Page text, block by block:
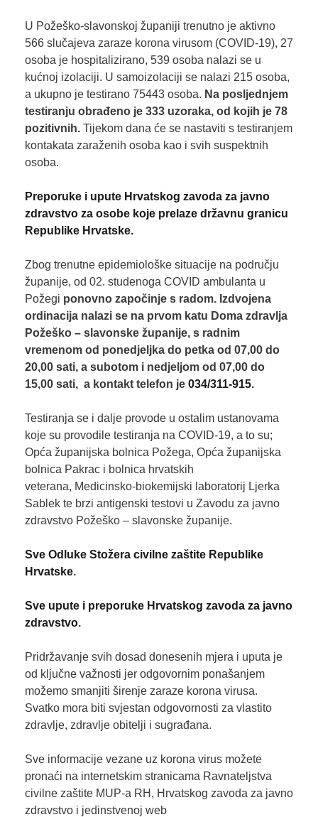
U Požeško-slavonskoj županiji trenutno je aktivno
566 slučajeva zaraze korona virusom (COVID-19), 27
osoba je hospitalizirano, 539 osoba nalazi se u
kućnoj izolaciji. U samoizolaciji se nalazi 215 osoba,
a ukupno je testirano 75443 osoba. Na posljednjem
testiranju obrađeno je 333 uzoraka, od kojih je 78
pozitivnih. Tijekom dana će se nastaviti s testiranjem
kontakata zaraženih osoba kao i svih suspektnih
osoba.
Preporuke i upute Hrvatskog zavoda za javno
zdravstvo za osobe koje prelaze državnu granicu
Republike Hrvatske.
Zbog trenutne epidemiološke situacije na području
županije, od 02. studenoga COVID ambulanta u
Požegi ponovno započinje s radom. Izdvojena
ordinacija nalazi se na prvom katu Doma zdravlja
Požeško – slavonske županije, s radnim
vremenom od ponedjeljka do petka od 07,00 do
20,00 sati, a subotom i nedjeljom od 07,00 do
15,00 sati, a kontakt telefon je 034/311-915.
Testiranja se i dalje provode u ostalim ustanovama
koje su provodile testiranja na COVID-19, a to su;
Opća županijska bolnica Požega, Opća županijska
bolnica Pakrac i bolnica hrvatskih
veterana, Medicinsko-biokemijski laboratorij Ljerka
Sablek te brzi antigenski testovi u Zavodu za javno
zdravstvo Požeško – slavonske županije.
Sve Odluke Stožera civilne zaštite Republike
Hrvatske.
Sve upute i preporuke Hrvatskog zavoda za javno
zdravstvo.
Pridržavanje svih dosad donesenih mjera i uputa je
od ključne važnosti jer odgovornim ponašanjem
možemo smanjiti širenje zaraze korona virusa.
Svatko mora biti svjestan odgovornosti za vlastito
zdravlje, zdravlje obitelji i sugrađana.
Sve informacije vezane uz korona virus možete
pronaći na internetskim stranicama Ravnateljstva
civilne zaštite MUP-a RH, Hrvatskog zavoda za javno
zdravstvo i jedinstvenoj web